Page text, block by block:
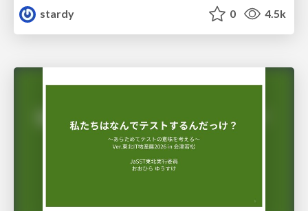
stardy
0 4.5k